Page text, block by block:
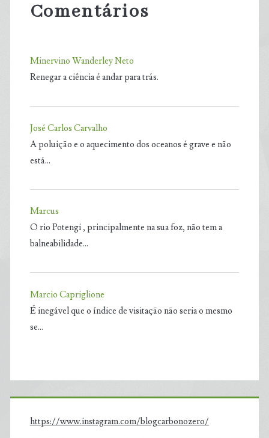
Comentários
Minervino Wanderley Neto
Renegar a ciência é andar para trás.
José Carlos Carvalho
A poluição e o aquecimento dos oceanos é grave e não
está…
Marcus
O rio Potengi , principalmente na sua foz, não tem a
balneabilidade…
Marcio Capriglione
É inegável que o índice de visitação não seria o mesmo
se…
https://www.instagram.com/blogcarbonozero/